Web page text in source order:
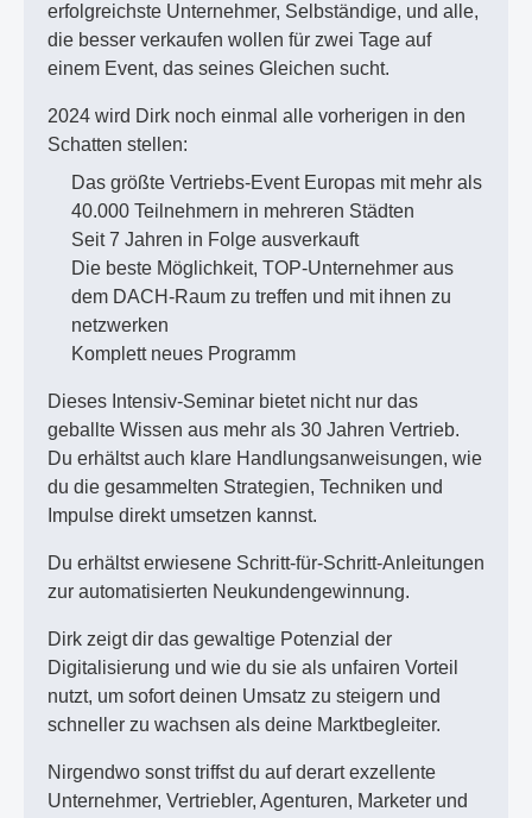
erfolgreichste Unternehmer, Selbständige, und alle,
die besser verkaufen wollen für zwei Tage auf
einem Event, das seines Gleichen sucht.
2024 wird Dirk noch einmal alle vorherigen in den
Schatten stellen:
Das größte Vertriebs-Event Europas mit mehr als
40.000 Teilnehmern in mehreren Städten
Seit 7 Jahren in Folge ausverkauft
Die beste Möglichkeit, TOP-Unternehmer aus
dem DACH-Raum zu treffen und mit ihnen zu
netzwerken
Komplett neues Programm
Dieses Intensiv-Seminar bietet nicht nur das
geballte Wissen aus mehr als 30 Jahren Vertrieb.
Du erhältst auch klare Handlungsanweisungen, wie
du die gesammelten Strategien, Techniken und
Impulse direkt umsetzen kannst.
Du erhältst erwiesene Schritt-für-Schritt-Anleitungen
zur automatisierten Neukundengewinnung.
Dirk zeigt dir das gewaltige Potenzial der
Digitalisierung und wie du sie als unfairen Vorteil
nutzt, um sofort deinen Umsatz zu steigern und
schneller zu wachsen als deine Marktbegleiter.
Nirgendwo sonst triffst du auf derart exzellente
Unternehmer, Vertriebler, Agenturen, Marketer und